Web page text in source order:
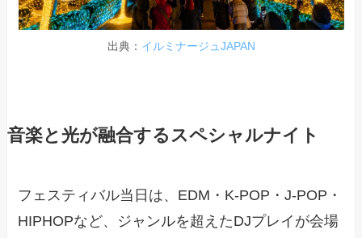
出典： イルミナージュJAPAN
音楽と光が融合するスペシャルナイト
フェスティバル当日は、EDM・K-POP・J-POP・
HIPHOPなど、ジャンルを超えたDJプレイが会場